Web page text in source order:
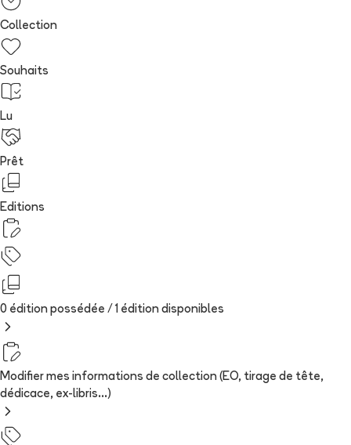
Collection
Souhaits
Lu
Prêt
Editions
0 édition possédée / 1 édition disponibles
Modifier mes informations de collection (EO, tirage de tête,
dédicace, ex-libris...)